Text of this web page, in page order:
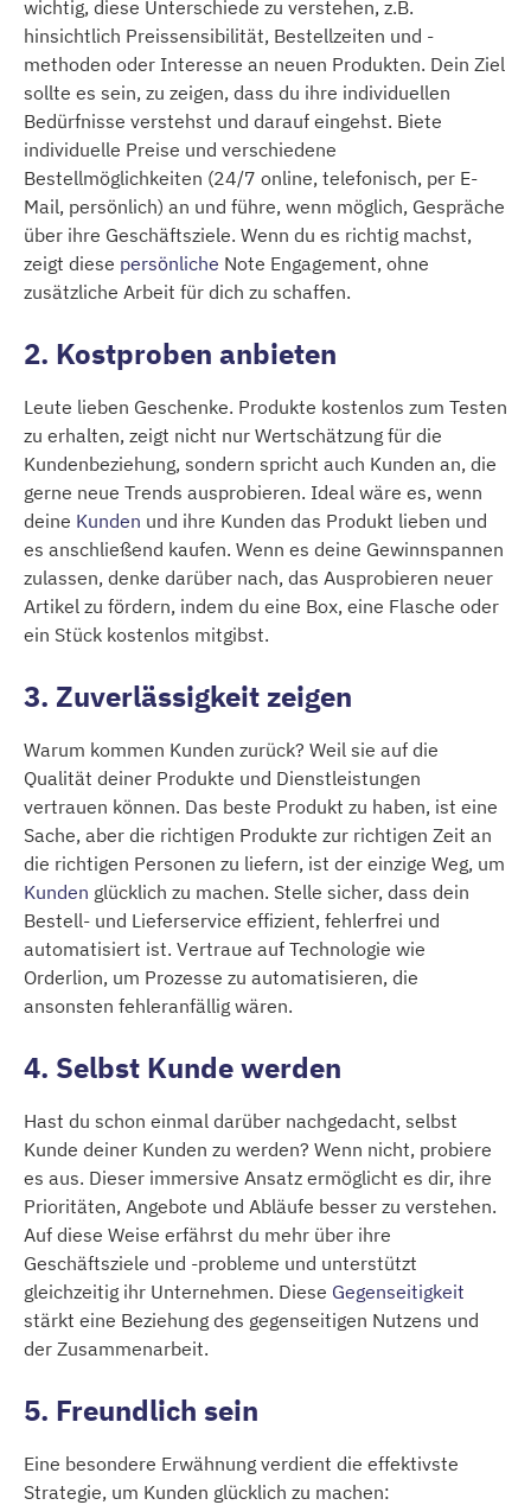
wichtig, diese Unterschiede zu verstehen, z.B.
hinsichtlich Preissensibilität, Bestellzeiten und -
methoden oder Interesse an neuen Produkten. Dein Ziel
sollte es sein, zu zeigen, dass du ihre individuellen
Bedürfnisse verstehst und darauf eingehst. Biete
individuelle Preise und verschiedene
Bestellmöglichkeiten (24/7 online, telefonisch, per E-
Mail, persönlich) an und führe, wenn möglich, Gespräche
über ihre Geschäftsziele. Wenn du es richtig machst,
zeigt diese persönliche Note Engagement, ohne
zusätzliche Arbeit für dich zu schaffen.
2. Kostproben anbieten
Leute lieben Geschenke. Produkte kostenlos zum Testen
zu erhalten, zeigt nicht nur Wertschätzung für die
Kundenbeziehung, sondern spricht auch Kunden an, die
gerne neue Trends ausprobieren. Ideal wäre es, wenn
deine Kunden und ihre Kunden das Produkt lieben und
es anschließend kaufen. Wenn es deine Gewinnspannen
zulassen, denke darüber nach, das Ausprobieren neuer
Artikel zu fördern, indem du eine Box, eine Flasche oder
ein Stück kostenlos mitgibst.
3. Zuverlässigkeit zeigen
Warum kommen Kunden zurück? Weil sie auf die
Qualität deiner Produkte und Dienstleistungen
vertrauen können. Das beste Produkt zu haben, ist eine
Sache, aber die richtigen Produkte zur richtigen Zeit an
die richtigen Personen zu liefern, ist der einzige Weg, um
Kunden glücklich zu machen. Stelle sicher, dass dein
Bestell- und Lieferservice effizient, fehlerfrei und
automatisiert ist. Vertraue auf Technologie wie
Orderlion, um Prozesse zu automatisieren, die
ansonsten fehleranfällig wären.
4. Selbst Kunde werden
Hast du schon einmal darüber nachgedacht, selbst
Kunde deiner Kunden zu werden? Wenn nicht, probiere
es aus. Dieser immersive Ansatz ermöglicht es dir, ihre
Prioritäten, Angebote und Abläufe besser zu verstehen.
Auf diese Weise erfährst du mehr über ihre
Geschäftsziele und -probleme und unterstützt
gleichzeitig ihr Unternehmen. Diese Gegenseitigkeit
stärkt eine Beziehung des gegenseitigen Nutzens und
der Zusammenarbeit.
5. Freundlich sein
Eine besondere Erwähnung verdient die effektivste
Strategie, um Kunden glücklich zu machen: